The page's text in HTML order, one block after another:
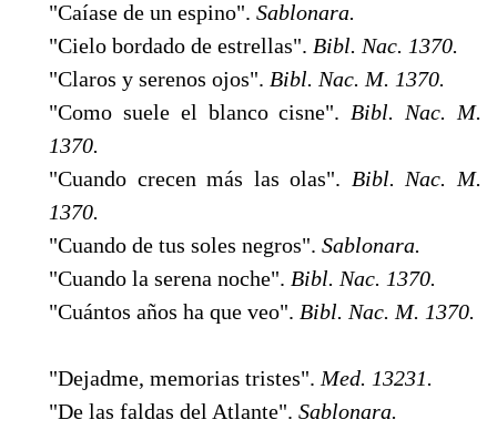
"Caíase de un espino". Sablonara.
"Cielo bordado de estrellas". Bibl. Nac. 1370.
"Claros y serenos ojos". Bibl. Nac. M. 1370.
"Como suele el blanco cisne". Bibl. Nac. M.
1370.
"Cuando crecen más las olas". Bibl. Nac. M.
1370.
"Cuando de tus soles negros". Sablonara.
"Cuando la serena noche". Bibl. Nac. 1370.
"Cuántos años ha que veo". Bibl. Nac. M. 1370.
"Dejadme, memorias tristes". Med. 13231.
"De las faldas del Atlante". Sablonara.